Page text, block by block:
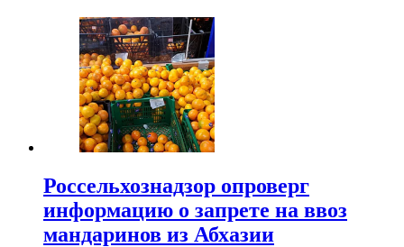
Россельхознадзор опроверг
информацию о запрете на ввоз
мандаринов из Абхазии